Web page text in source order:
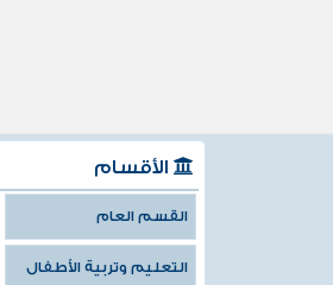
الأقسام
القسم العام
التعليم وتربية الأطفال